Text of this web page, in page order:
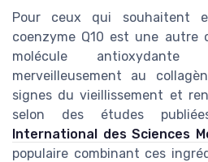
Pour ceux qui souhaitent
coenzyme Q10 est une autre
molécule antioxydante
merveilleusement au
signes du vieillissement et
selon des études
International des Sciences
populaire combinant ces